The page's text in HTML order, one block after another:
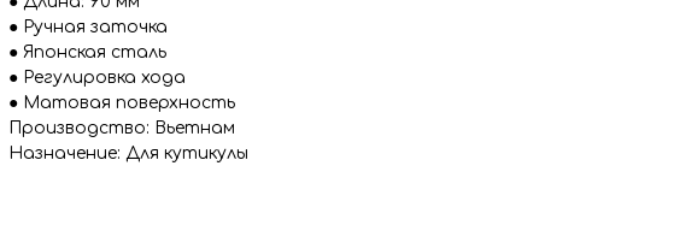
● Ручная заточка
● Японская сталь
● Регулировка хода
● Матовая поверхность
Производство: Вьетнам
Назначение: Для кутикулы